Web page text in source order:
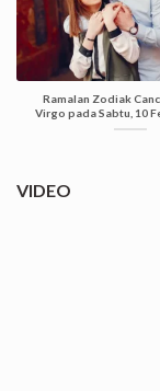
Ramalan Zodiak
Virgo pada Sabtu, 10
VIDEO